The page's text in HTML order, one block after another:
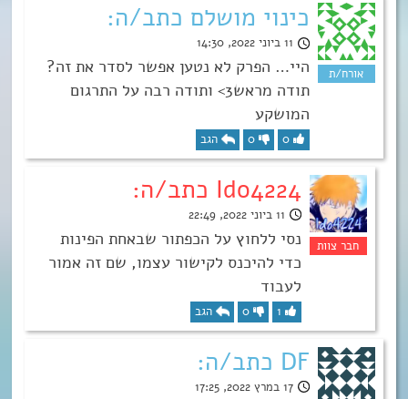
כינוי מושלם כתב/ה:
11 ביוני 2022, 14:30
היי… הפרק לא נטען אפשר לסדר את זה?
תודה מראש3> ותודה רבה על התרגום
המושקע
0
0 הגב
Ido4224 כתב/ה:
11 ביוני 2022, 22:49
נסי ללחוץ על הכפתור שבאחת הפינות
כדי להיכנס לקישור עצמו, שם זה אמור
לעבוד
1
0 הגב
DF כתב/ה:
17 במרץ 2022, 17:25